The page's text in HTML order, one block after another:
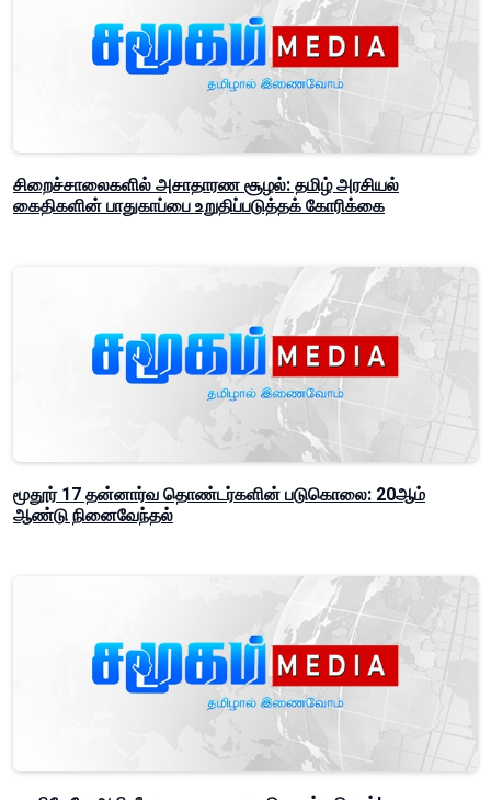
சிறைச்சாலைகளில் அசாதாரண சூழல்: தமிழ் அரசியல்
கைதிகளின் பாதுகாப்பை உறுதிப்படுத்தக் கோரிக்கை
மூதூர் 17 தன்னார்வ தொண்டர்களின் படுகொலை: 20ஆம்
ஆண்டு நினைவேந்தல்